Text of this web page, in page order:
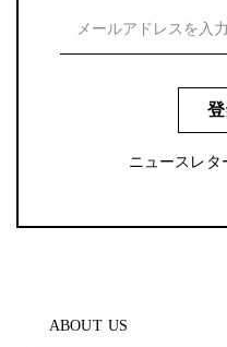
ニュースレタ
ABOUT US